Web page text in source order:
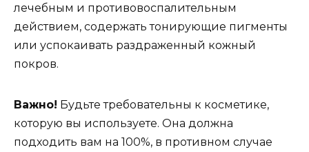
лечебным и противовоспалительным
действием, содержать тонирующие пигменты
или успокаивать раздраженный кожный
покров.
Важно! Будьте требовательны к косметике,
которую вы используете. Она должна
подходить вам на 100%, в противном случае